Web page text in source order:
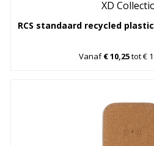
XD
RCS standaard recycled
Vanaf€ 10,25tot €